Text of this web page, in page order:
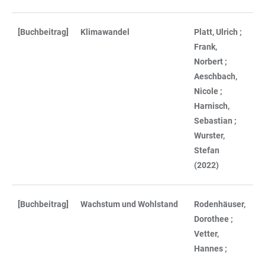
[Buchbeitrag] Klimawandel
Platt, Ulrich ;
Frank,
Norbert ;
Aeschbach,
Nicole ;
Harnisch,
Sebastian ;
Wurster,
Stefan
(2022)
[Buchbeitrag] Wachstum und Wohlstand
Rodenhäuser,
Dorothee ;
Vetter,
Hannes ;